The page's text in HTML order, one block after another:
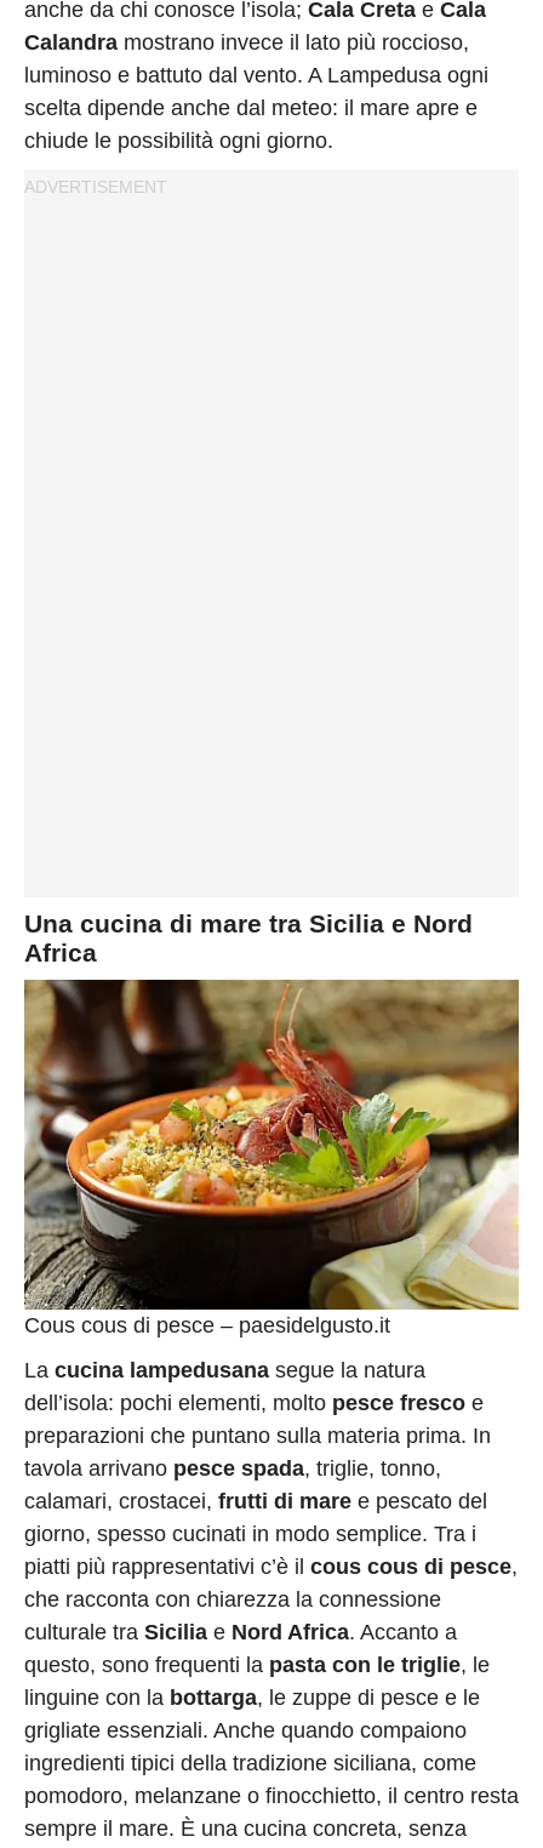
anche da chi conosce l’isola; Cala Creta e Cala
Calandra mostrano invece il lato più roccioso,
luminoso e battuto dal vento. A Lampedusa ogni
scelta dipende anche dal meteo: il mare apre e
chiude le possibilità ogni giorno.
Una cucina di mare tra Sicilia e Nord
Africa
Cous cous di pesce – paesidelgusto.it
La cucina lampedusana segue la natura
dell’isola: pochi elementi, molto pesce fresco e
preparazioni che puntano sulla materia prima. In
tavola arrivano pesce spada, triglie, tonno,
calamari, crostacei, frutti di mare e pescato del
giorno, spesso cucinati in modo semplice. Tra i
piatti più rappresentativi c’è il cous cous di pesce,
che racconta con chiarezza la connessione
culturale tra Sicilia e Nord Africa. Accanto a
questo, sono frequenti la pasta con le triglie, le
linguine con la bottarga, le zuppe di pesce e le
grigliate essenziali. Anche quando compaiono
ingredienti tipici della tradizione siciliana, come
pomodoro, melanzane o finocchietto, il centro resta
sempre il mare. È una cucina concreta, senza